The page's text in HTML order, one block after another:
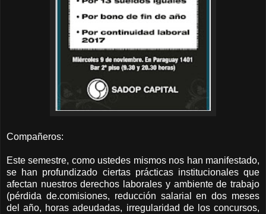
Compañeros:
Este semestre, como ustedes mismos nos han manifestado,
se han profundizado ciertas prácticas institucionales que
afectan nuestros derechos laborales y ambiente de trabajo
(pérdida de.comisiones, reducción salarial en dos meses
del año, horas adeudadas, irregularidad de los concursos,